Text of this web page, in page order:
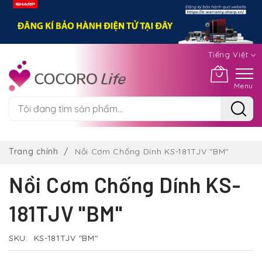
Tiếng Việt
Menu
nộiTrang chính Nồi Cơm Chống Dính KS-181TJV "BM"
Nồi Cơm Chống Dính KS-
181TJV "BM"
SKU KS-181TJV "BM"